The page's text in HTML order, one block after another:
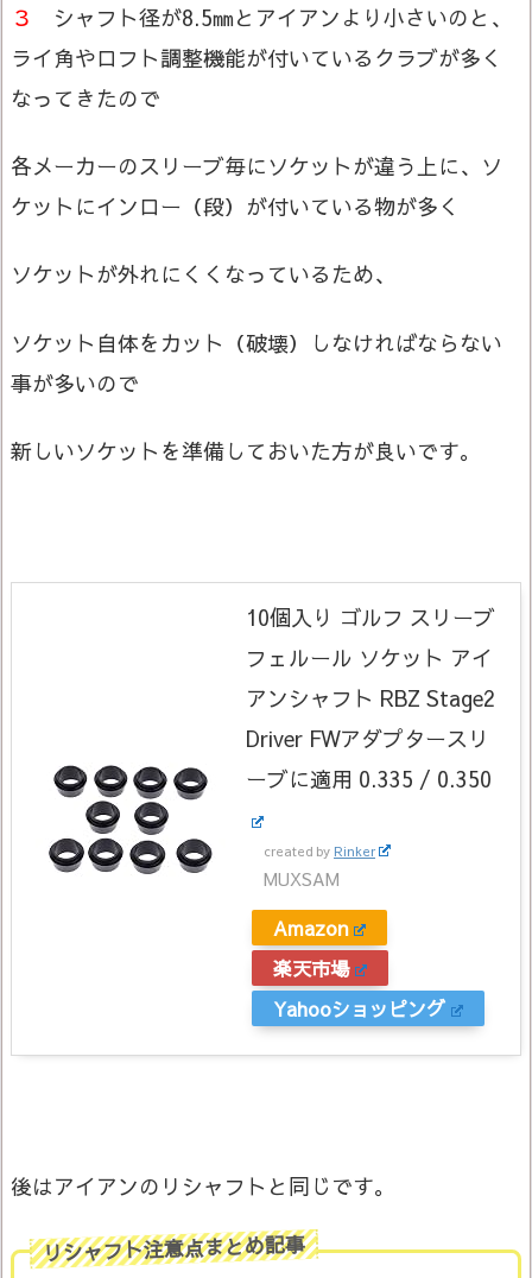
３
シャフト径が8.5㎜とアイアンより小さいのと、
ライ角やロフト調整機能が付いているクラブが多く
なってきたので
各メーカーのスリーブ毎にソケットが違う上に、ソ
ケットにインロー（段）が付いている物が多く
ソケットが外れにくくなっているため、
ソケット自体をカット（破壊）しなければならない
事が多いので
新しいソケットを準備しておいた方が良いです。
10個入り ゴルフ スリーブ
フェルール ソケット アイ
アンシャフト RBZ Stage2
Driver FWアダプタースリ
ーブに適用 0.335 / 0.350
created by Rinker
MUXSAM
Amazon
楽天市場
Yahooショッピング
後はアイアンのリシャフトと同じです。
リシャフト注意点まとめ記事